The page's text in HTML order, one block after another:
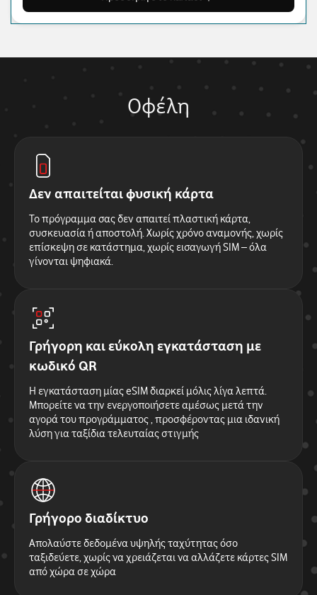
Οφέλη
Δεν απαιτείται φυσική κάρτα
Το πρόγραμμα σας δεν απαιτεί πλαστική κάρτα,
συσκευασία ή αποστολή. Χωρίς χρόνο αναμονής, χωρίς
επίσκεψη σε κατάστημα, χωρίς εισαγωγή SIM – όλα
γίνονται ψηφιακά.
Γρήγορη και εύκολη εγκατάσταση με
κωδικό QR
Η εγκατάσταση μίας eSIM διαρκεί μόλις λίγα λεπτά.
Μπορείτε να την ενεργοποιήσετε αμέσως μετά την
αγορά του προγράμματος , προσφέροντας μια ιδανική
λύση για ταξίδια τελευταίας στιγμής
Γρήγορο διαδίκτυο
Απολαύστε δεδομένα υψηλής ταχύτητας όσο
ταξιδεύετε, χωρίς να χρειάζεται να αλλάζετε κάρτες SIM
από χώρα σε χώρα